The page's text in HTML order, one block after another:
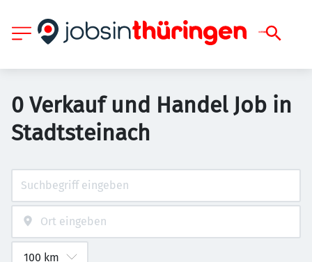
0 Verkauf und Handel Job in
Stadtsteinach